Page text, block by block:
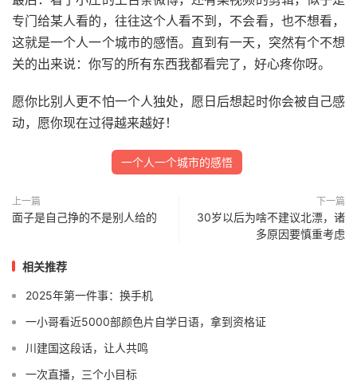
专门给某人看的，往往这个人看不到，不会看，也不想看，
这就是一个人一个城市的感悟。直到有一天，突然有个不想
关的出来说：你写的所有东西我都看完了，好心疼你呀。
愿你比别人更不怕一个人独处，愿日后想起时你会被自己感
动，愿你现在过得越来越好！
一个人一个城市的感悟
上一篇
面子是自己挣的不是别人给的
下一篇
30岁以后为啥不建议北漂，诸
多原因要慎重考虑
相关推荐
2025年第一件事：换手机
一小哥看近5000部颜色片自学日语，拿到资格证
川建国这段话，让人共鸣
一次直播，三个小目标